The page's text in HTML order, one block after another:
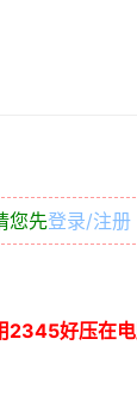
您先登录/注册
2345好压在电